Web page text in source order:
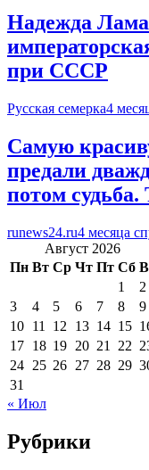
Надежда
при СССР
Русская семерка4
Самую
предали
потом
runews24.ru4 месяца
Август 2026
Пн Вт Ср Чт Пт Сб
1
2
3
4 5 6 7 8
9
10 11 12 13 14 15
17 18 19 20 21 22
24 25 26 27 28 29
31
« Июл
Рубрики